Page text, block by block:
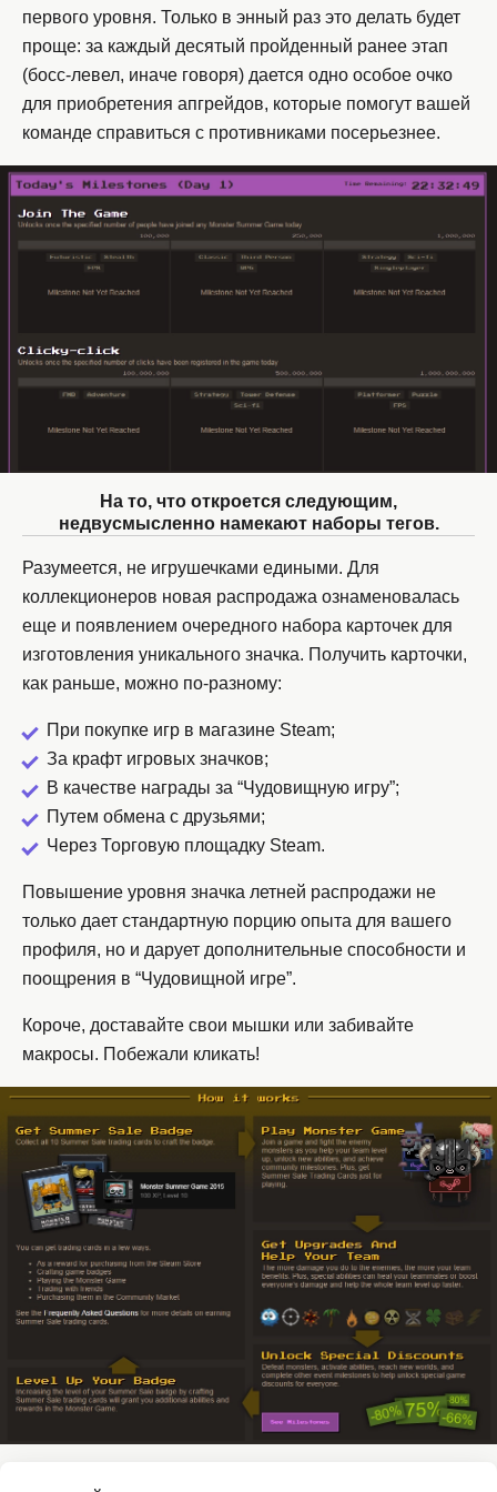
первого уровня. Только в энный раз это делать будет
проще: за каждый десятый пройденный ранее этап
(босс-левел, иначе говоря) дается одно особое очко
для приобретения апгрейдов, которые помогут вашей
команде справиться с противниками посерьезнее.
На то, что откроется следующим,
недвусмысленно намекают наборы тегов.
Разумеется, не игрушечками едиными. Для
коллекционеров новая распродажа ознаменовалась
еще и появлением очередного набора карточек для
изготовления уникального значка. Получить карточки,
как раньше, можно по-разному:
При покупке игр в магазине Steam;
За крафт игровых значков;
В качестве награды за “Чудовищную игру”;
Путем обмена с друзьями;
Через Торговую площадку Steam.
Повышение уровня значка летней распродажи не
только дает стандартную порцию опыта для вашего
профиля, но и дарует дополнительные способности и
поощрения в “Чудовищной игре”.
Короче, доставайте свои мышки или забивайте
макросы. Побежали кликать!